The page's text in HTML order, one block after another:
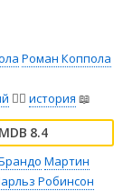
Роман Коппола
👨‍✈️ история 📖
8.4
Мартин
Робинсон